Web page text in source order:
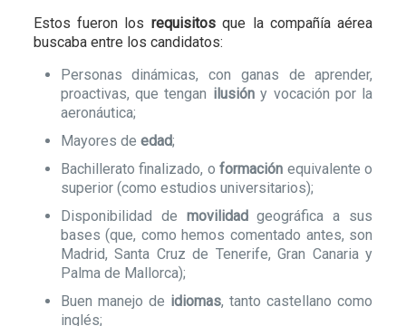
Estos fueron los requisitosque la compañía aérea
buscaba entre los candidatos:
Personas dinámicas, con ganas de aprender,
proactivas, que tengan ilusióny vocación por la
aeronáutica;
Mayores de edad;
Bachillerato finalizado, oformación equivalente o
superior (como estudios universitarios);
Disponibilidad de movilidadgeográfica a sus
bases (que, como hemos comentado antes, son
Madrid, Santa Cruz de Tenerife, Gran Canaria y
Palma de Mallorca);
Buen manejo de idiomas, tanto castellano como
inglés;